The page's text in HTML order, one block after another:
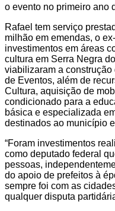
o evento no primeiro ano
Rafael tem serviço
milhão em emendas, o
investimentos em áreas
cultura em Serra Negra
viabilizaram a
de Eventos, além de
Cultura, aquisição de
condicionado para a
básica e especializada
destinados ao município
“Foram investimentos
como deputado federal
pessoas,
do apoio de prefeitos à
sempre foi com as
qualquer disputa